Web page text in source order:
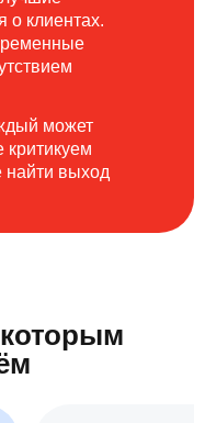
о клиентах.
может
критикуем
найти выход